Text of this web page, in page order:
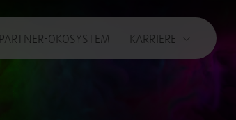
PARTNER-ÖKOSYSTEM KARRIERE